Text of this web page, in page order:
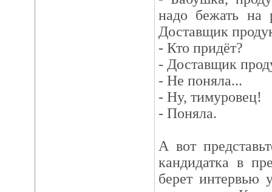
надо бежать на
Доставщик
- Кто придёт?
- Доставщик
- Не поняла...
- Ну, тимуровец!
- Поняла.
А вот
кандидатка в
берет интервью